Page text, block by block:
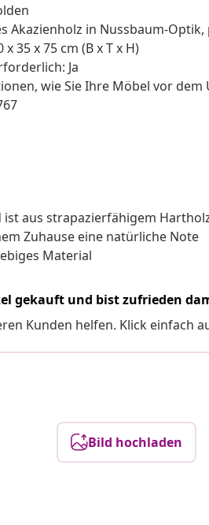
Akazienholz in Nussbaum-
35 x 75 cm (B x T x H)
Ja
wie Sie Ihre Möbel vor
ist aus strapazierfähigem
Zuhause eine natürliche Note
Material
gekauft und bist zufrieden
Kunden helfen. Klick einfach
Bild hochladen